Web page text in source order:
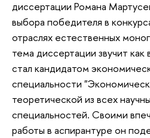
диссертации Романа
выбора победителя в
отраслях естественных
тема диссертации звучит как
стал кандидатом
специальности
теоретической из всех
специальностей. Своими
работы в аспирантуре он